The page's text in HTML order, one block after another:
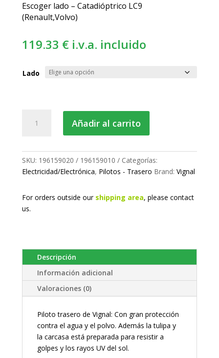
Escoger lado – Catadióptrico LC9
(Renault,Volvo)
119.33 € i.v.a. incluido
Lado
trasero
Añadir al carrito
SKU: 196159020 / 196159010
Categorías:
Electricidad/Electrónica, Pilotos - Trasero Brand: Vignal
For orders outside our shipping area, please contact
us.
Descripción
Información adicional
Valoraciones (0)
Piloto trasero de Vignal: Con gran protección
contra el agua y el polvo. Además la tulipa y
la carcasa está preparada para resistir a
golpes y los rayos UV del sol.